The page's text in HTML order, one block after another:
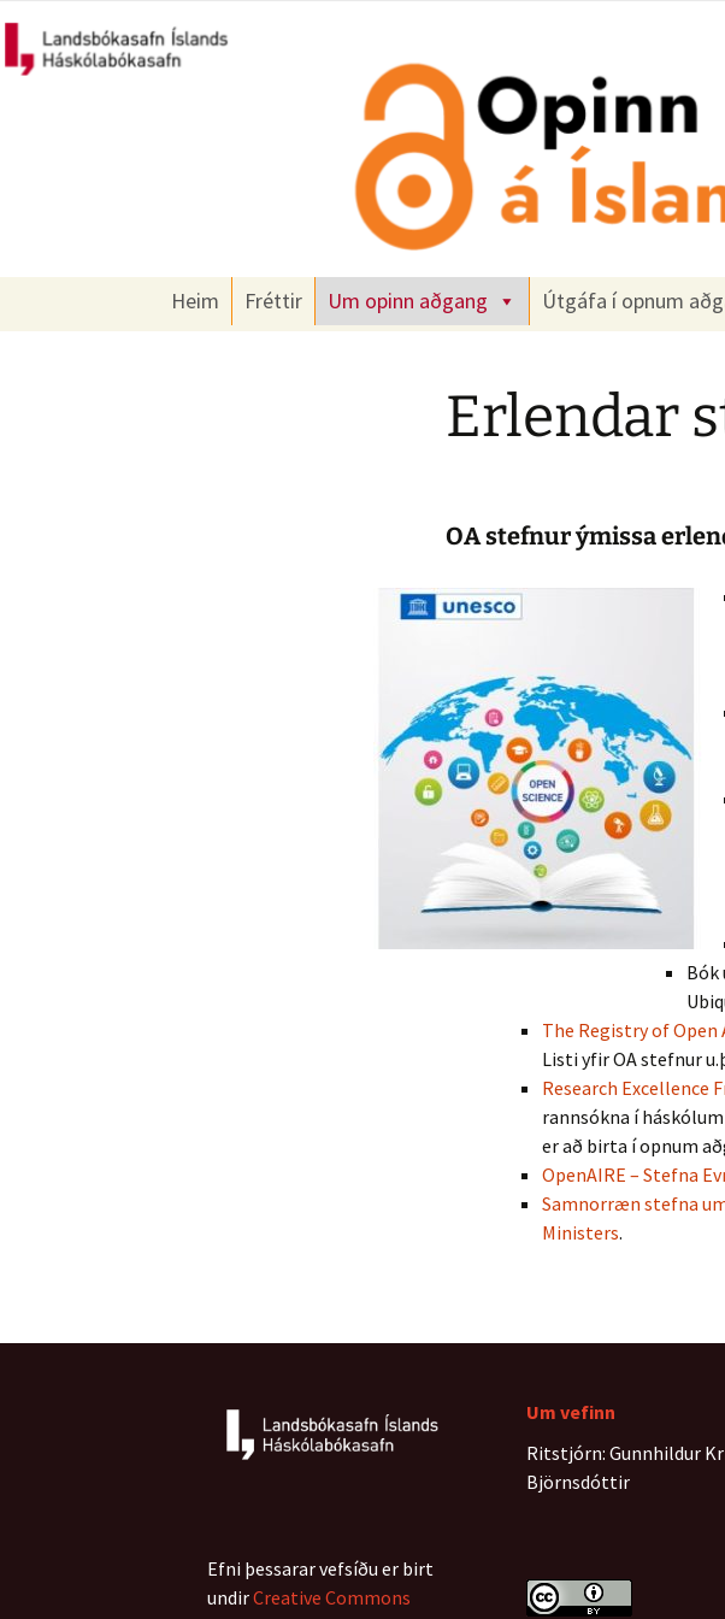
Opinn
Heim Fréttir Um opinn aðgang Útgáfa í opnum
Erlendar
OA stefnur ýmissa
Bók
The Registry of Open
Listi yfir OA stefnur
Research Excellence
rannsókna í
er að birta í opnum
OpenAIRE – Stefna
Samnorræn stefna
Ministers.
Um vefinn
Ritstjórn: Gunnhildur
Björnsdóttir
Efni þessarar vefsíðu er birt
undirCreative Commons